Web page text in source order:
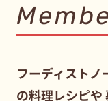
フーディストノ
の料理レシピや